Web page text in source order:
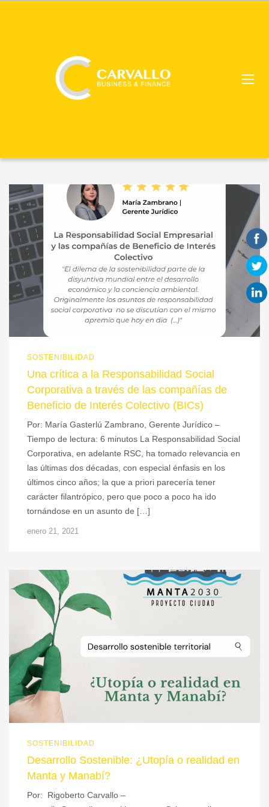
SOSTENIBILIDAD
Una crítica a la Responsabilidad Social
Corporativa a través de las compañías de
Beneficio de Interés Colectivo (BICs)
Por: María Gasterlú Zambrano, Gerente Jurídico –
Tiempo de lectura: 6 minutos La Responsabilidad Social
Corporativa, en adelante RSC, ha tomado relevancia en
las últimas dos décadas, con especial énfasis en los
últimos cinco años; la que a priori parecería tener
carácter filantrópico, pero que poco a poco ha ido
tornándose en un asunto de […]
enero 21, 2021
SOSTENIBILIDAD
Desarrollo Sostenible: ¿Utopía o realidad en
Manta y Manabí?
Por: Rigoberto Carvallo –